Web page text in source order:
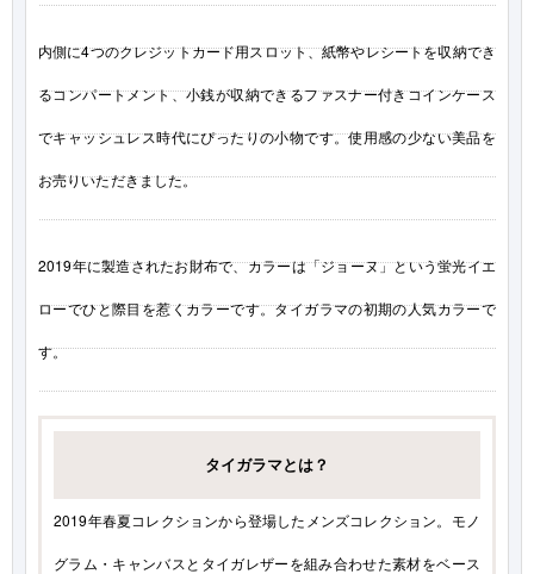
内側に4つのクレジットカード用スロット、紙幣やレシートを収納でき
るコンパートメント、小銭が収納できるファスナー付きコインケース
でキャッシュレス時代にぴったりの小物です。使用感の少ない美品を
お売りいただきました。
2019年に製造されたお財布で、カラーは「ジョーヌ」という蛍光イエ
ローでひと際目を惹くカラーです。タイガラマの初期の人気カラーで
す。
タイガラマとは？
2019年春夏コレクションから登場したメンズコレクション。モノ
グラム・キャンバスとタイガレザーを組み合わせた素材をベース